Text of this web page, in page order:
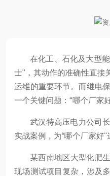
在化工、石化及大型
士"，其动作的准确性直接
运维的重要环节。而继电
一个关键问题：“哪个厂家
武汉特高压电力公司
实战案例，为“哪个厂家好
某西南地区大型化肥
现场测试项目复杂，涉及